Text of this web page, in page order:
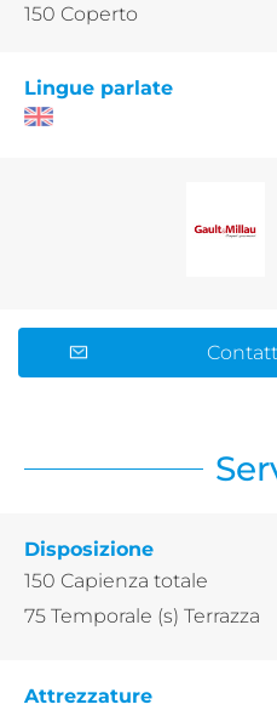
150 Coperto
Lingue parlate
Disposizione
150 Capienza totale
75 Temporale (s) Terrazza
Attrezzature